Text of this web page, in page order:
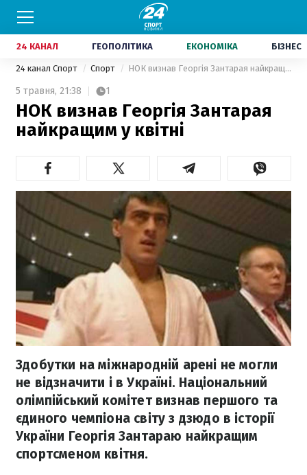
24 КАНАЛ ГЕОПОЛІТИКА ЕКОНОМІКА БІЗНЕС
24 канал Спорт Спорт НОК визнав Георгія Зантарая найкращим у квітні
5 травня, 21:38 1
НОК визнав Георгія Зантарая
найкращим у квітні
Здобутки на міжнародній арені не могли
не відзначити і в Україні. Національний
олімпійський комітет визнав першого та
єдиного чемпіона світу з дзюдо в історії
України Георгія Зантараю найкращим
спортсменом квітня.